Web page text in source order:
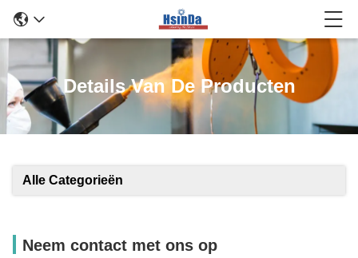
Details Van De Producten
Alle Categorieën
Neem contact met ons op